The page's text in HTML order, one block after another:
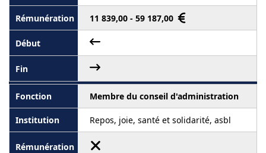
11 839,00 - 59 187,00
Membre du conseil d'administration
Repos, joie, santé et solidarité, asbl